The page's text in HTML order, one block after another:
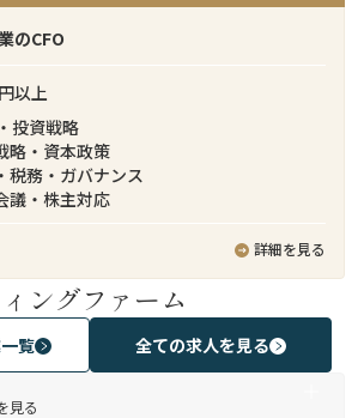
のCFO
以上
投資戦略
略・資本政策
税務・ガバナンス
議・株主対応
詳細を見る
ングファーム
覧 全ての求人を見る
見る